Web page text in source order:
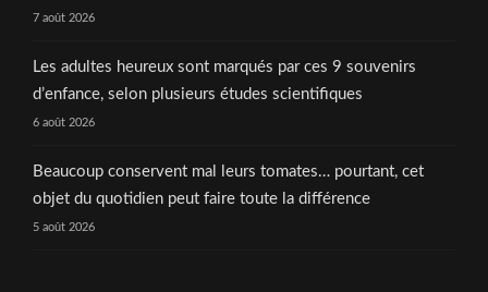
7 août 2026
Les adultes heureux sont marqués par ces 9 souvenirs
d’enfance, selon plusieurs études scientifiques
6 août 2026
Beaucoup conservent mal leurs tomates… pourtant, cet
objet du quotidien peut faire toute la différence
5 août 2026